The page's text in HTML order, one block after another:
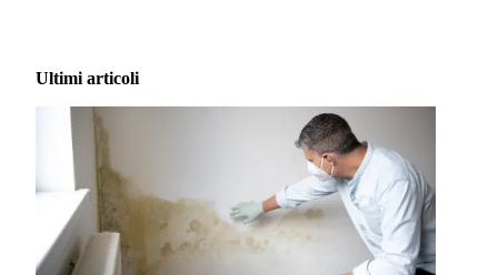
Ultimi articoli